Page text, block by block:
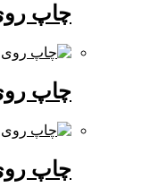
چاپ روی فلزات
چاپ روی شیشه
چاپ روی سنگ